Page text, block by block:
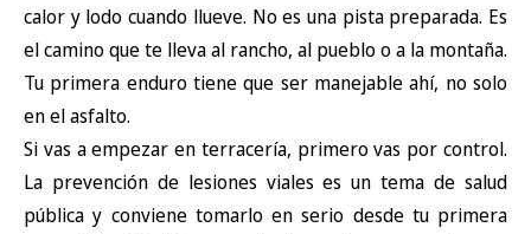
calor y lodo cuando llueve. No es una pista preparada. Es
el camino que te lleva al rancho, al pueblo o a la montaña.
Tu primera enduro tiene que ser manejable ahí, no solo
en el asfalto.
Si vas a empezar en terracería, primero vas por control.
La prevención de lesiones viales es un tema de salud
pública y conviene tomarlo en serio desde tu primera